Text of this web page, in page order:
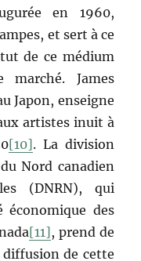
en 1960,
et sert à ce
de ce médium
James
Japon, enseigne
artistes inuit à
[10]. La division
Nord canadien
(DNRN), qui
des
[11], prend de
de cette